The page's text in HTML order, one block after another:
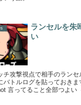
ランセルを朱
い
チ攻撃視点で相手のラン
ログを貼っておきます つよいですよね